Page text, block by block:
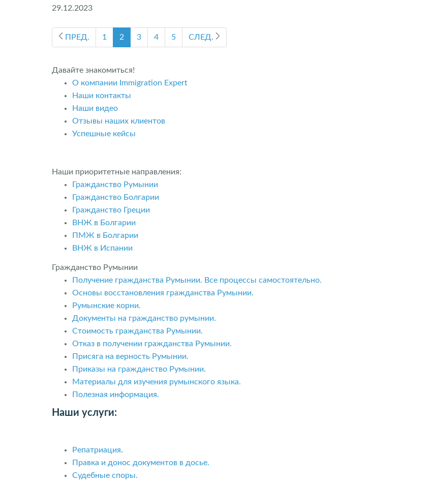
29.12.2023
ПРЕД. 1 2 3 4 5 СЛЕД.
Давайте знакомиться!
О компании Immigration Expert
Наши контакты
Наши видео
Отзывы наших клиентов
Успешные кейсы
Наши приоритетные направления:
Гражданство Румынии
Гражданство Болгарии
Гражданство Греции
ВНЖ в Болгарии
ПМЖ в Болгарии
ВНЖ в Испании
Гражданство Румынии
Получение гражданства Румынии. Все процессы самостоятельно.
Основы восстановления гражданства Румынии.
Румынские корни.
Документы на гражданство румынии.
Стоимость гражданства Румынии.
Отказ в получении гражданства Румынии.
Присяга на верность Румынии.
Приказы на гражданство Румынии.
Материалы для изучения румынского языка.
Полезная информация.
Наши услуги:
Репатриация.
Правка и донос документов в досье.
Судебные споры.